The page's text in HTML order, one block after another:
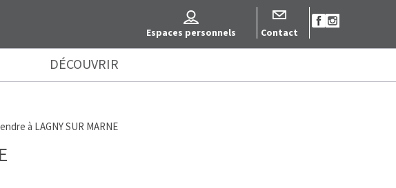
Contact
Espaces personnels
DÉCOUVRIR
à LAGNY SUR MARNE